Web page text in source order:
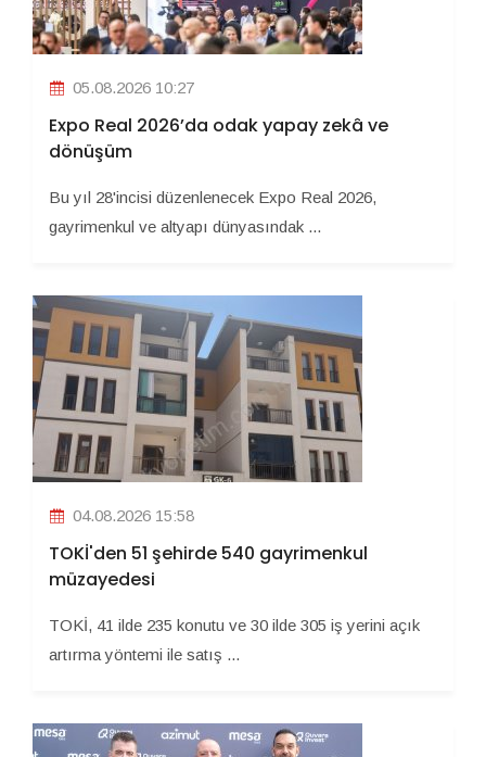
05.08.2026 10:27
Expo Real 2026’da odak yapay zekâ ve
dönüşüm
Bu yıl 28'incisi düzenlenecek Expo Real 2026,
gayrimenkul ve altyapı dünyasındak ...
04.08.2026 15:58
TOKİ'den 51 şehirde 540 gayrimenkul
müzayedesi
TOKİ, 41 ilde 235 konutu ve 30 ilde 305 iş yerini açık
artırma yöntemi ile satış ...